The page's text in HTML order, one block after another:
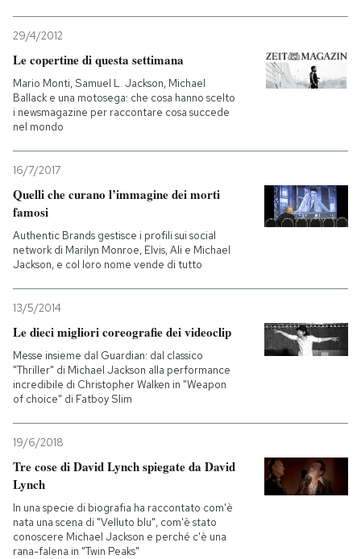
29/4/2012
Le copertine di questa settimana
Mario Monti, Samuel L. Jackson, Michael
Ballack e una motosega: che cosa hanno scelto
i newsmagazine per raccontare cosa succede
nel mondo
16/7/2017
Quelli che curano l’immagine dei morti
famosi
Authentic Brands gestisce i profili sui social
network di Marilyn Monroe, Elvis, Ali e Michael
Jackson, e col loro nome vende di tutto
13/5/2014
Le dieci migliori coreografie dei videoclip
Messe insieme dal Guardian: dal classico
"Thriller" di Michael Jackson alla performance
incredibile di Christopher Walken in "Weapon
of choice" di Fatboy Slim
19/6/2018
Tre cose di David Lynch spiegate da David
Lynch
In una specie di biografia ha raccontato com'è
nata una scena di "Velluto blu", com'è stato
conoscere Michael Jackson e perché c'è una
rana-falena in "Twin Peaks"